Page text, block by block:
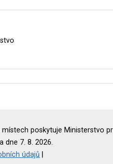
poskytuje Ministerstvo
dne 7. 8. 2026.
údajů